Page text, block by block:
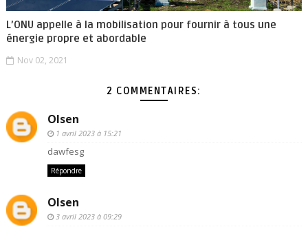
L’ONU appelle à la mobilisation pour fournir à tous une
énergie propre et abordable
Nov 02, 2021
2 COMMENTAIRES:
Olsen
1 avril 2023 à 15:21
dawfesg
Répondre
Olsen
3 avril 2023 à 09:29